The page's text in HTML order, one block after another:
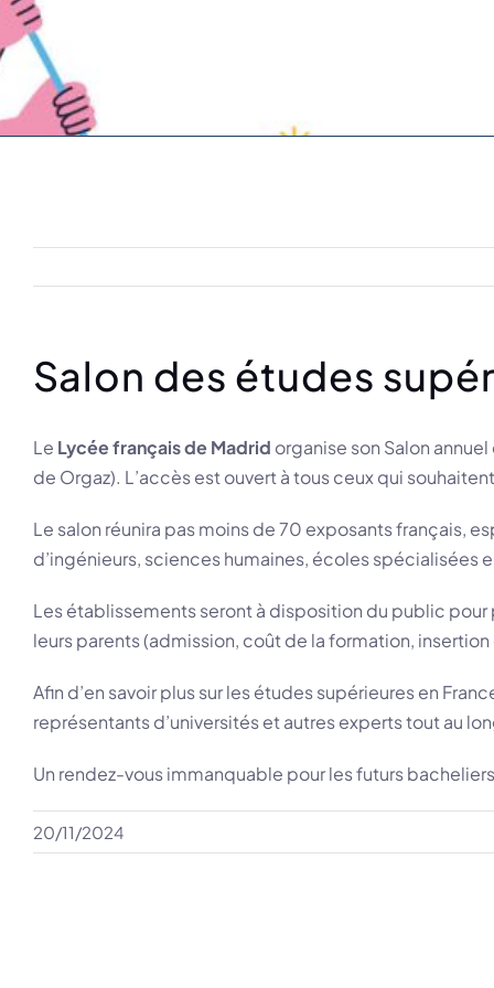
Salon des études
Le Lycée français de Madrid organise son Salon
de Orgaz). L’accès est ouvert à tous ceux qui
Le salon réunira pas moins de 70 exposants français,
d’ingénieurs, sciences humaines, écoles spécialisées
Les établissements seront à disposition du public
leurs parents (admission, coût de la formation,
Afin d’en savoir plus sur les études supérieures en
représentants d’universités et autres experts tout au
Un rendez-vous immanquable pour les futurs
20/11/2024